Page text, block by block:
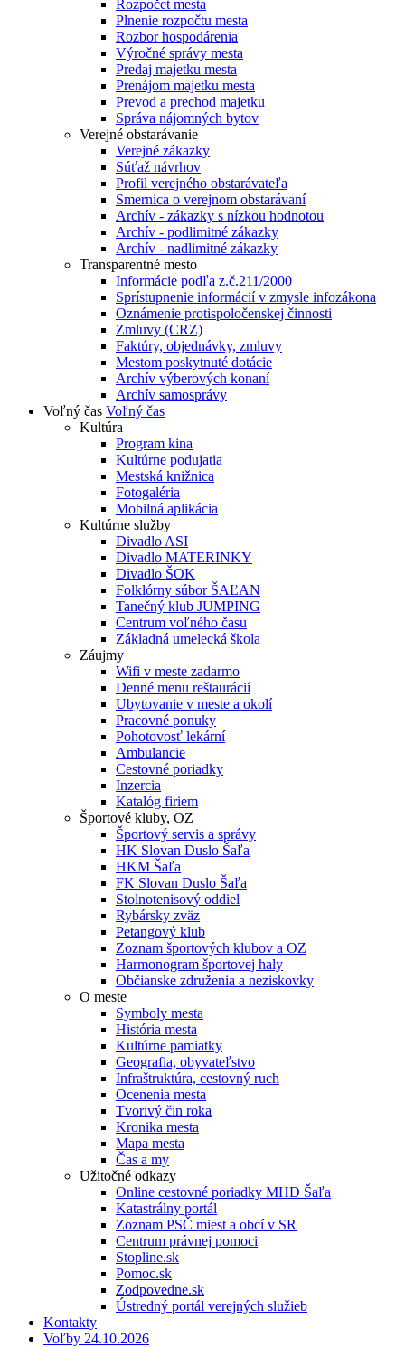
Rozpočet mesta
Plnenie rozpočtu mesta
Rozbor hospodárenia
Výročné správy mesta
Predaj majetku mesta
Prenájom majetku mesta
Prevod a prechod majetku
Správa nájomných bytov
Verejné obstarávanie
Verejné zákazky
Súťaž návrhov
Profil verejného obstarávateľa
Smernica o verejnom obstarávaní
Archív - zákazky s nízkou hodnotou
Archív - podlimitné zákazky
Archív - nadlimitné zákazky
Transparentné mesto
Informácie podľa z.č.211/2000
Sprístupnenie informácií v zmysle infozákona
Oznámenie protispoločenskej činnosti
Zmluvy (CRZ)
Faktúry, objednávky, zmluvy
Mestom poskytnuté dotácie
Archív výberových konaní
Archív samosprávy
Voľný čas Voľný čas
Kultúra
Program kina
Kultúrne podujatia
Mestská knižnica
Fotogaléria
Mobilná aplikácia
Kultúrne služby
Divadlo ASI
Divadlo MATERINKY
Divadlo ŠOK
Folklórny súbor ŠAĽAN
Tanečný klub JUMPING
Centrum voľného času
Základná umelecká škola
Záujmy
Wifi v meste zadarmo
Denné menu reštaurácií
Ubytovanie v meste a okolí
Pracovné ponuky
Pohotovosť lekární
Ambulancie
Cestovné poriadky
Inzercia
Katalóg firiem
Športové kluby, OZ
Športový servis a správy
HK Slovan Duslo Šaľa
HKM Šaľa
FK Slovan Duslo Šaľa
Stolnotenisový oddiel
Rybársky zväz
Petangový klub
Zoznam športových klubov a OZ
Harmonogram športovej haly
Občianske združenia a neziskovky
O meste
Symboly mesta
História mesta
Kultúrne pamiatky
Geografia, obyvateľstvo
Infraštruktúra, cestovný ruch
Ocenenia mesta
Tvorivý čin roka
Kronika mesta
Mapa mesta
Čas a my
Užitočné odkazy
Online cestovné poriadky MHD Šaľa
Katastrálny portál
Zoznam PSČ miest a obcí v SR
Centrum právnej pomoci
Stopline.sk
Pomoc.sk
Zodpovedne.sk
Ústredný portál verejných služieb
Kontakty
Voľby 24.10.2026